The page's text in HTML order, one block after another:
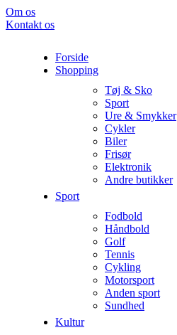
Om os
Kontakt os
Forside
Shopping
Tøj & Sko
Sport
Ure & Smykker
Cykler
Biler
Frisør
Elektronik
Andre butikker
Sport
Fodbold
Håndbold
Golf
Tennis
Cykling
Motorsport
Anden sport
Sundhed
Kultur